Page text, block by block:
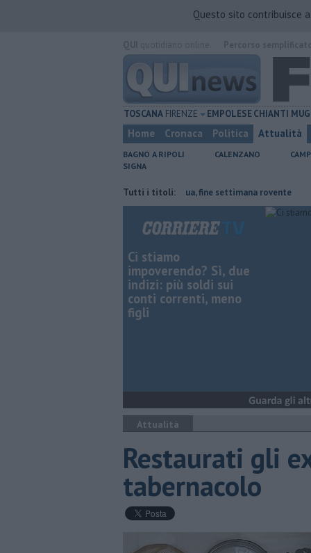
Questo sito contribuisce
TOSCANA FIRENZE EMPOLESECHIANTI
Home Cronaca Politica Attualità
BAGNO A RIPOLI CALENZANO
SIGNA
Tutti i titoli:
Il grande caldo non dà tregua, fine settimana rovente Iren
Ci stiamo
impoverendo? Sì, due
indizi: più soldi sui
conti correnti, meno
figli
Attualità
Restaurati gli
tabernacolo